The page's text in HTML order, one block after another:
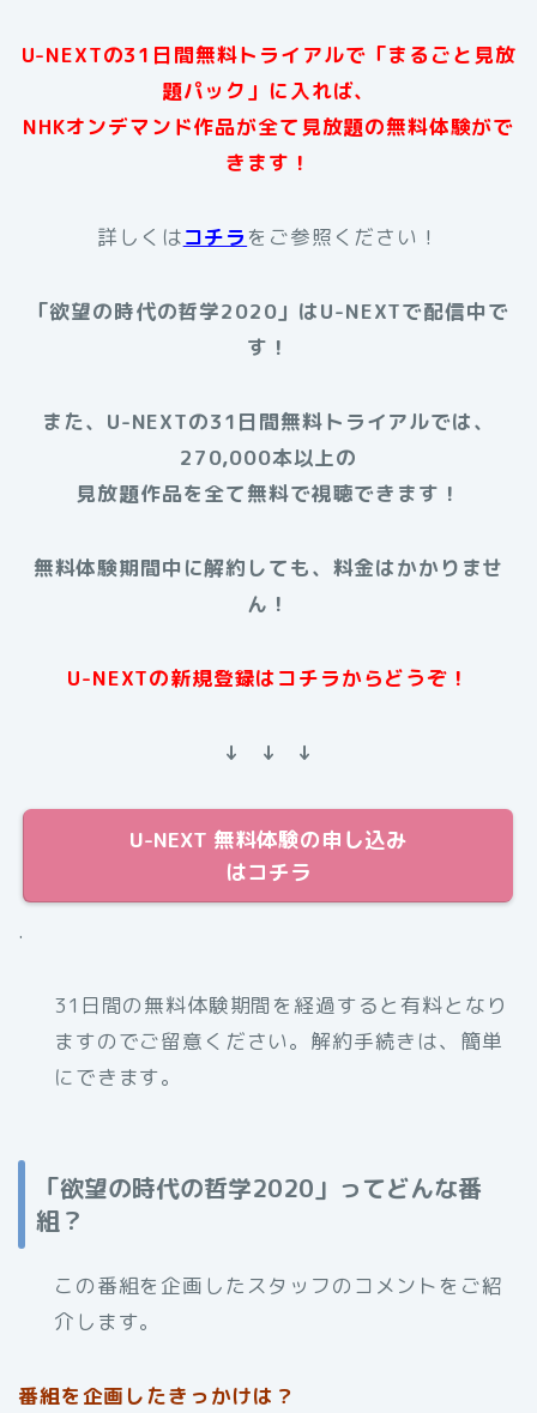
U-NEXTの31日間無料トライアルで「まるごと見放
題パック」に入れば、
NHKオンデマンド作品が全て見放題の無料体験がで
きます！
詳しくはコチラをご参照ください！
「欲望の時代の哲学2020」はU-NEXTで配信中で
す！
また、U-NEXTの31日間無料トライアルでは、
270,000本以上の
見放題作品を全て無料で視聴できます！
無料体験期間中に解約しても、料金はかかりませ
ん！
U-NEXTの新規登録はコチラからどうぞ！
↓ ↓ ↓
U-NEXT 無料体験の申し込み
はコチラ
.
31日間の無料体験期間を経過すると有料となり
ますのでご留意ください。解約手続きは、簡単
にできます。
「欲望の時代の哲学2020」ってどんな番
組？
この番組を企画したスタッフのコメントをご紹
介します。
番組を企画したきっかけは？